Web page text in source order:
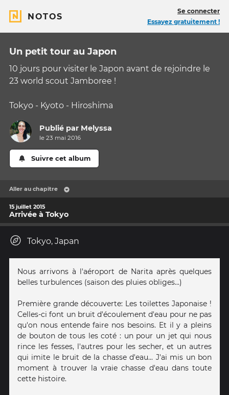
NOTOS
Se connecter
Essayez gratuitement !
Un petit tour au Japon
10 jours pour visiter le Japon avant de rejoindre le
23 world scout Jamboree !
Tokyo - Kyoto - Hiroshima
Publié par Melyssa
le 23 mai 2016
Suivre cet album
Aller au chapitre
15 juillet 2015
Arrivée à Tokyo
Tokyo, Japan
Nous arrivons à l'aéroport de Narita après quelques
belles turbulences (saison des pluies obliges...)
Première grande découverte: Les toilettes Japonaise !
Celles-ci font un bruit d'écoulement d'eau pour ne pas
qu'on nous entende faire nos besoins. Et il y a pleins
de bouton de tous les coté : un pour un jet qui nous
rince les fesses, l'autres pour les secher, et un autres
qui imite le bruit de la chasse d'eau... J'ai mis un bon
moment à trouver la vraie chasse d'eau dans toute
cette histoire.